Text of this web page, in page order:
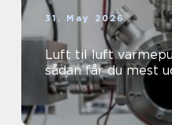
31. May 2026
Luft til luft
sådan får du mest